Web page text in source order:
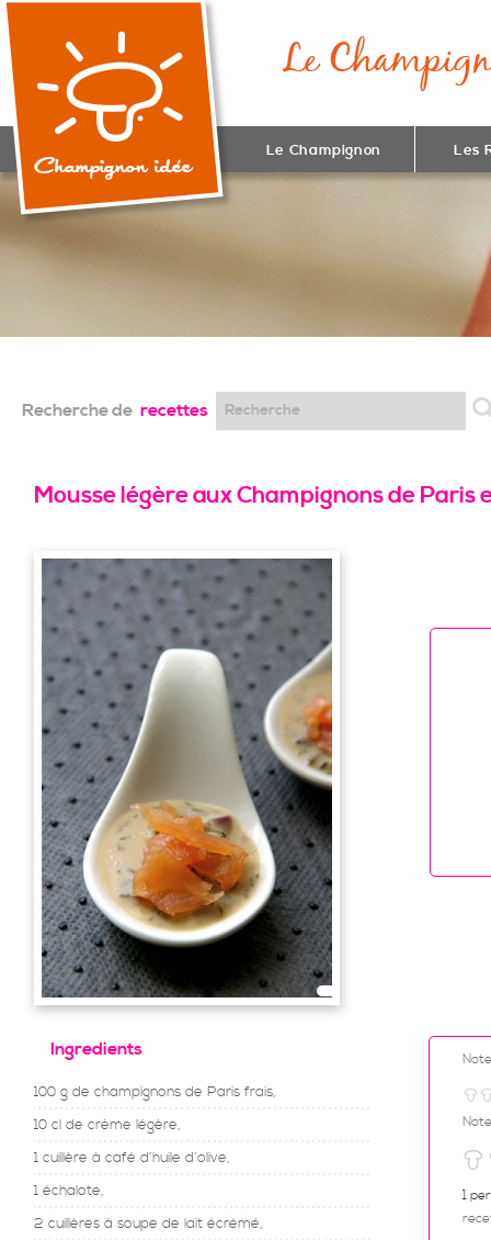
Les
Le Champignon
Recherche de recettes
Mousse légère aux Champignons de Paris
Ingredients
100 g de champignons de Paris frais,
10 cl de crème légère,
1 cuillère à café d’huile d’olive,
1 échalote,
2 cuillères à soupe de lait écrémé,
1